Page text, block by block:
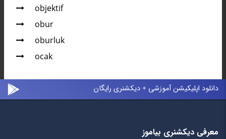
objektif
obur
oburluk
ocak
دانلود اپلیکیشن آموزشی + دیکشنری رایگان
معرفی دیکشنری بیاموز